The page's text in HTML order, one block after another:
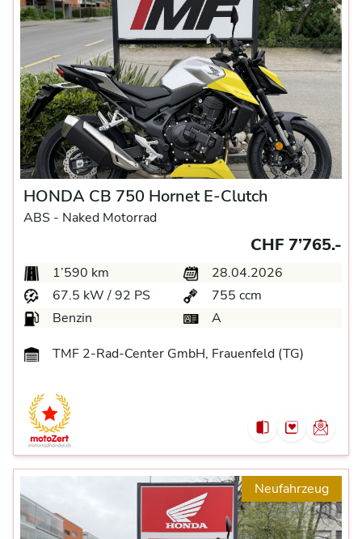
HONDA CB 750 Hornet E-Clutch
ABS - Naked Motorrad
CHF 7’765.-
1’590 km
28.04.2026
67.5 kW / 92 PS
755 ccm
Benzin
A
TMF 2-Rad-Center GmbH, Frauenfeld (TG)
Neufahrzeug